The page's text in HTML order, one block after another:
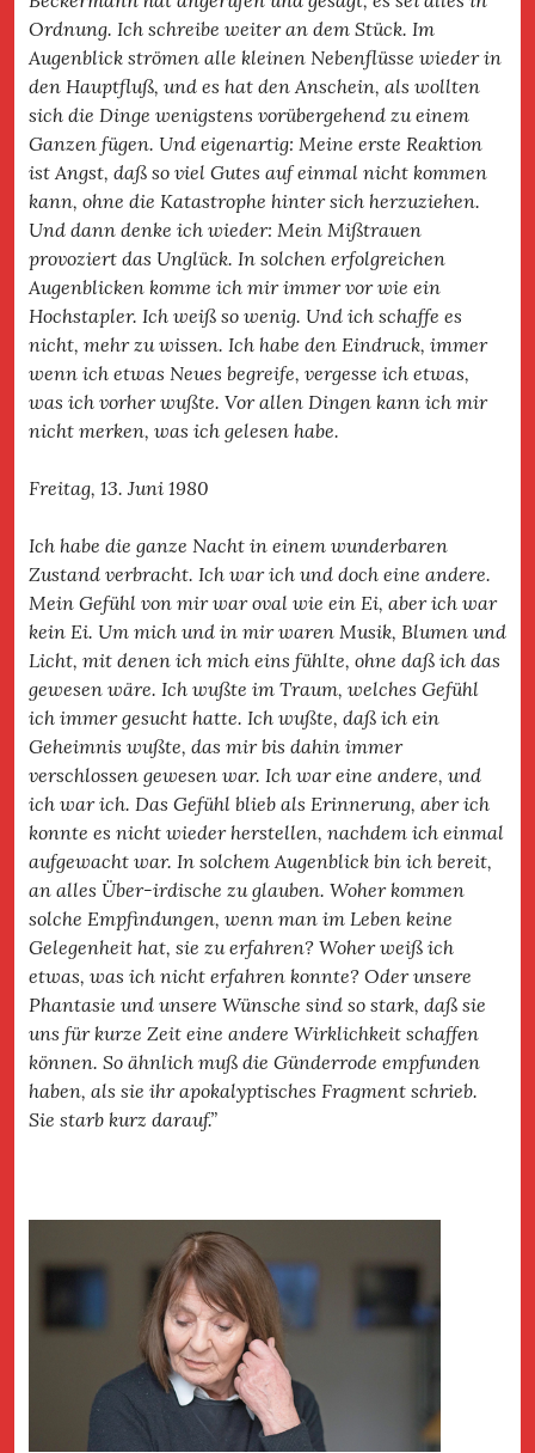
Ordnung. Ich schreibe weiter an dem Stück. Im
Augenblick strömen alle kleinen Nebenflüsse wieder in
den Hauptfluß, und es hat den Anschein, als wollten
sich die Dinge wenigstens vorübergehend zu einem
Ganzen fügen. Und eigenartig: Meine erste Reaktion
ist Angst, daß so viel Gutes auf einmal nicht kommen
kann, ohne die Katastrophe hinter sich herzuziehen.
Und dann denke ich wieder: Mein Mißtrauen
provoziert das Unglück. In solchen erfolgreichen
Augenblicken komme ich mir immer vor wie ein
Hochstapler. Ich weiß so wenig. Und ich schaffe es
nicht, mehr zu wissen. Ich habe den Eindruck, immer
wenn ich etwas Neues begreife, vergesse ich etwas,
was ich vorher wußte. Vor allen Dingen kann ich mir
nicht merken, was ich gelesen habe.
Freitag, 13. Juni 1980
Ich habe die ganze Nacht in einem wunderbaren
Zustand verbracht. Ich war ich und doch eine andere.
Mein Gefühl von mir war oval wie ein Ei, aber ich war
kein Ei. Um mich und in mir waren Musik, Blumen und
Licht, mit denen ich mich eins fühlte, ohne daß ich das
gewesen wäre. Ich wußte im Traum, welches Gefühl
ich immer gesucht hatte. Ich wußte, daß ich ein
Geheimnis wußte, das mir bis dahin immer
verschlossen gewesen war. Ich war eine andere, und
ich war ich. Das Gefühl blieb als Erinnerung, aber ich
konnte es nicht wieder herstellen, nachdem ich einmal
aufgewacht war. In solchem Augenblick bin ich bereit,
an alles Über-irdische zu glauben. Woher kommen
solche Empfindungen, wenn man im Leben keine
Gelegenheit hat, sie zu erfahren? Woher weiß ich
etwas, was ich nicht erfahren konnte? Oder unsere
Phantasie und unsere Wünsche sind so stark, daß sie
uns für kurze Zeit eine andere Wirklichkeit schaffen
können. So ähnlich muß die Günderrode empfunden
haben, als sie ihr apokalyptisches Fragment schrieb.
Sie starb kurz darauf.”